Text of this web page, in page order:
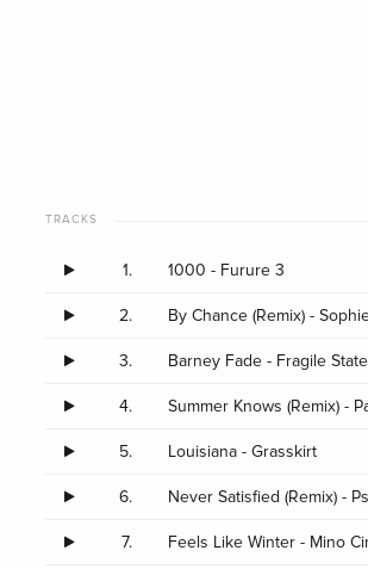
TRACKS
1. 1000 - Furure 3
2. By Chance (Remix) -
3. Barney Fade - Fragile State
4. Summer Knows (Remix) -
5. Louisiana - Grasskirt
6. Never Satisfied (Remix) -
7. Feels Like Winter - Mino